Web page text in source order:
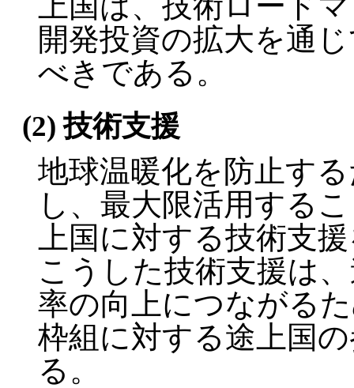
開発投資の拡大を通
べきである。
(2) 技術支援
地球温暖化を防止す
し、最大限活用する
上国に対する技術支
こうした技術支援は
率の向上につながる
枠組に対する途上国
る。